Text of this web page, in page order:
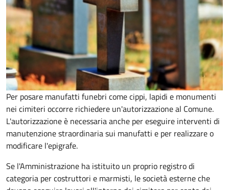
Per posare manufatti funebri come cippi, lapidi e monumenti
nei cimiteri occorre richiedere un'autorizzazione al Comune.
L'autorizzazione è necessaria anche per eseguire interventi di
manutenzione straordinaria sui manufatti e per realizzare o
modificare l'epigrafe.
Se l'Amministrazione ha istituito un proprio registro di
categoria per costruttori e marmisti, le società esterne che